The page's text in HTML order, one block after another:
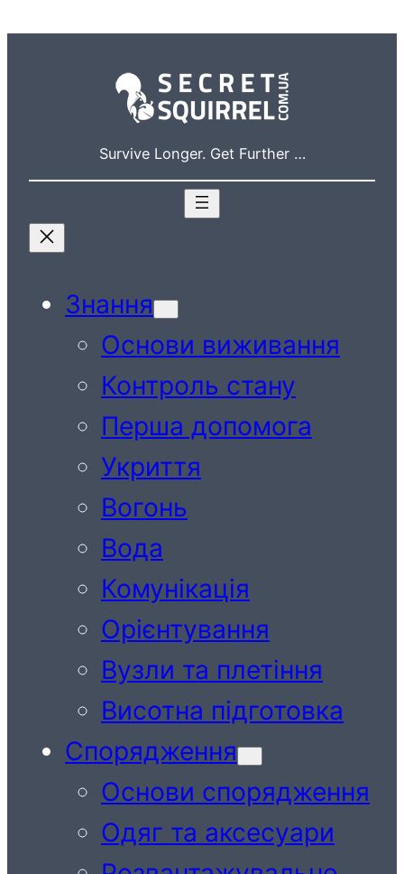
Survive Longer. Get Further …
Знання
Основи виживання
Контроль стану
Перша допомога
Укриття
Вогонь
Вода
Комунікація
Орієнтування
Вузли та плетіння
Висотна підготовка
Спорядження
Основи спорядження
Одяг та аксесуари